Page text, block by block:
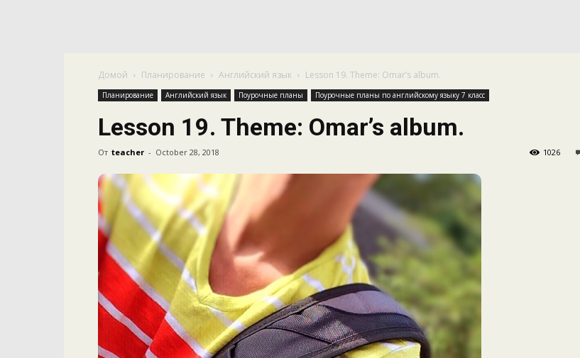
ПЛАНИРОВАНИЕ
УРОКОВ
Домой Планирование Английский язык Lesson 19. Theme: Omar’s album.
Планирование Английский язык Поурочные планы Поурочные планы по английскому языку 7 класс
Lesson 19. Theme: Omar’s album.
От teacher - October 28, 2018 1026